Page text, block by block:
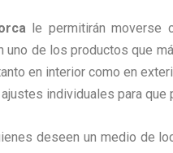
le permitirán moverse
uno de los productos que
en interior como en
individuales para que
deseen un medio de